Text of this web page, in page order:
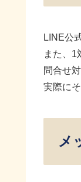
LINE公
また、1
問合せ
実際に
メ